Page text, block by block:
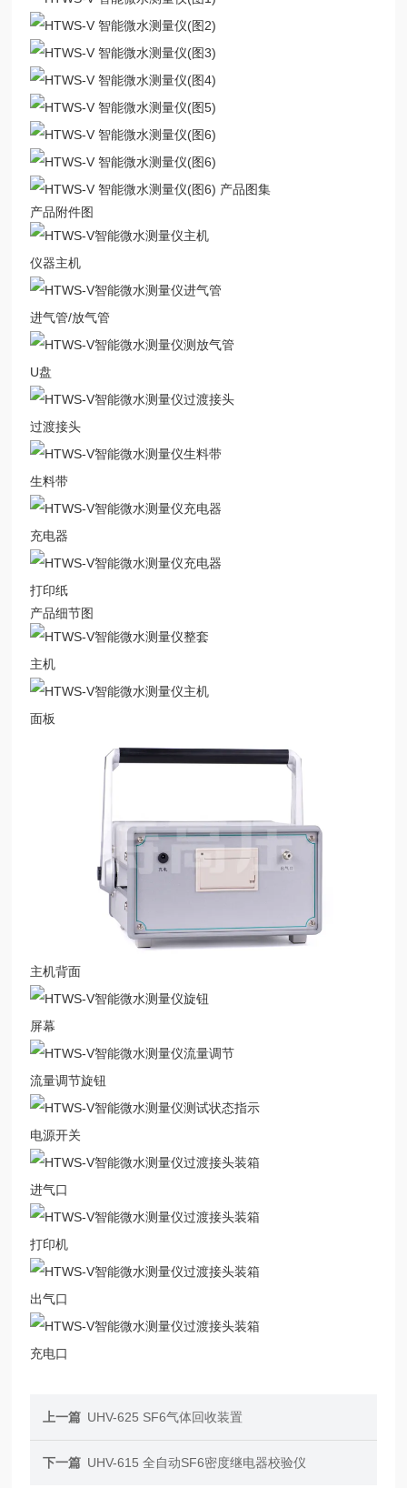
产品图集
产品附件图
仪器主机
进气管/放气管
U盘
过渡接头
生料带
充电器
打印纸
产品细节图
主机
面板
主机背面
屏幕
流量调节旋钮
电源开关
进气口
打印机
出气口
充电口
上一篇 UHV-625 SF6气体回收装置
下一篇 UHV-615 全自动SF6密度继电器校验仪